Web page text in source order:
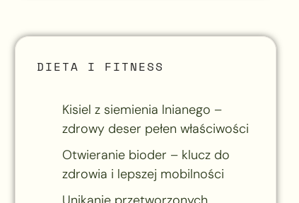
DIETA I FITNESS
Kisiel z siemienia lnianego –
zdrowy deser pełen właściwości
Otwieranie bioder – klucz do
zdrowia i lepszej mobilności